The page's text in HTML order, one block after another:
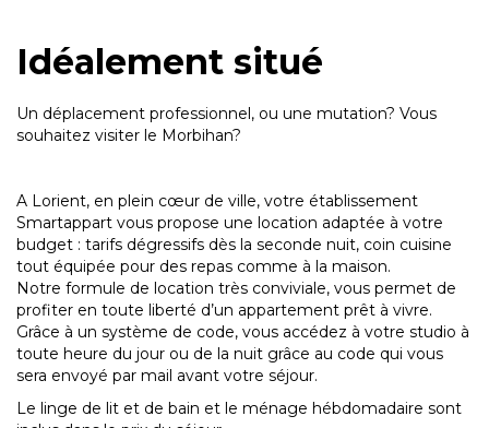
Idéalement situé
Un déplacement professionnel, ou une mutation? Vous
souhaitez visiter le Morbihan?
A Lorient, en plein cœur de ville, votre établissement
Smartappart vous propose une location adaptée à votre
budget : tarifs dégressifs dès la seconde nuit, coin cuisine
tout équipée pour des repas comme à la maison.
Notre formule de location très conviviale, vous permet de
profiter en toute liberté d’un appartement prêt à vivre.
Grâce à un système de code, vous accédez à votre studio à
toute heure du jour ou de la nuit grâce au code qui vous
sera envoyé par mail avant votre séjour.
Le linge de lit et de bain et le ménage hébdomadaire sont